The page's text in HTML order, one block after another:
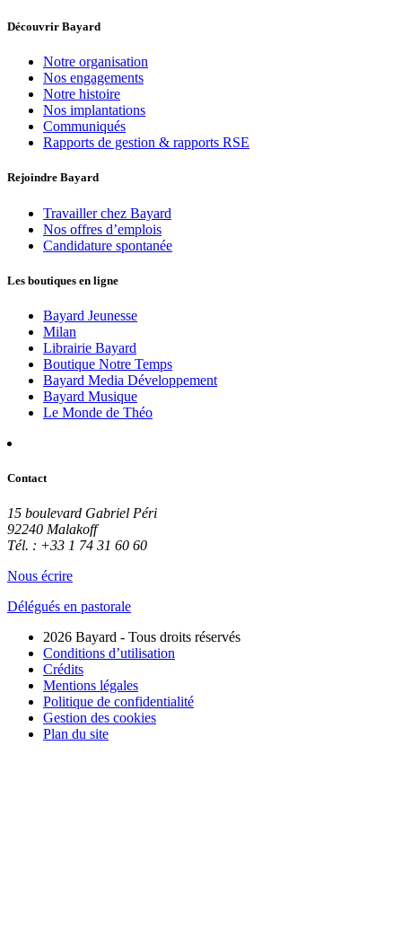
Découvrir Bayard
Notre organisation
Nos engagements
Notre histoire
Nos implantations
Communiqués
Rapports de gestion & rapports RSE
Rejoindre Bayard
Travailler chez Bayard
Nos offres d’emplois
Candidature spontanée
Les boutiques en ligne
Bayard Jeunesse
Milan
Librairie Bayard
Boutique Notre Temps
Bayard Media Développement
Bayard Musique
Le Monde de Théo
Contact
15 boulevard Gabriel Péri
92240 Malakoff
Tél. : +33 1 74 31 60 60
Nous écrire
Délégués en pastorale
2026 Bayard - Tous droits réservés
Conditions d’utilisation
Crédits
Mentions légales
Politique de confidentialité
Gestion des cookies
Plan du site